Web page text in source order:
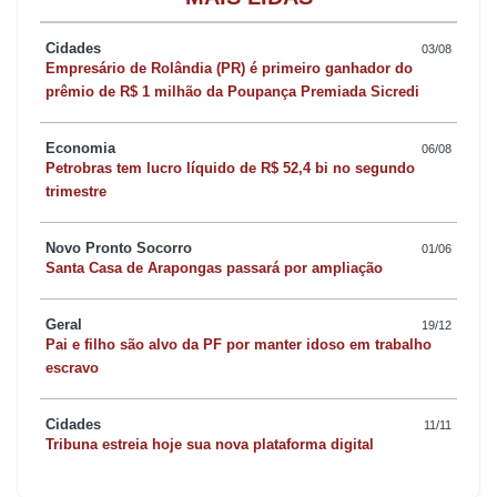
ainda há especulação em torno de uma possível mudança de
candidato ao governo do PSD. Alguns políticos estão voltando a
defender uma chapa Alexandre Curi e Rafael Greca de vice. Para
os prefeitos do interior, a solução soaria como música em seus
de Sandro Alex.
Podemos está dividido
integrantes do partido indo contra uma aliança com o PSD do
governador Ratinho Junior, defendida com unhas e dentes pelo
Felipe Francischini, candidato à reeleição, estaria entre eles.
Cidades 03/08
Empresário de Rolândia (PR) é primeiro ganhador do
prêmio de R$ 1 milhão da Poupança Premiada Sicredi
Economia 06/08
Petrobras tem lucro líquido de R$ 52,4 bi no segundo
trimestre
Novo Pronto Socorro 01/06
Santa Casa de Arapongas passará por ampliação
Geral 19/12
Pai e filho são alvo da PF por manter idoso em trabalho
escravo
Cidades 11/11
Tribuna estreia hoje sua nova plataforma digital